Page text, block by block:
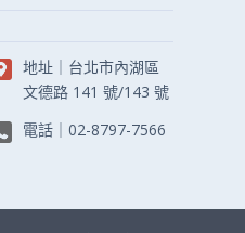
地址｜ 台北市內湖區
文德路 141 號/143 號
電話｜ 02-8797-7566